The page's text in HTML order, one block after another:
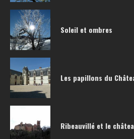
Soleil et ombres
Les papillons du
Ribeauvillé et le